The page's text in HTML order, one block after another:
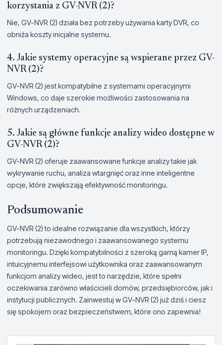
korzystania z GV-NVR (2)?
Nie, GV-NVR (2) działa bez potrzeby używania karty DVR, co
obniża koszty inicjalne systemu.
4. Jakie systemy operacyjne są wspierane przez GV-
NVR (2)?
GV-NVR (2) jest kompatybilne z systemami operacyjnymi
Windows, co daje szerokie możliwości zastosowania na
różnych urządzeniach.
5. Jakie są główne funkcje analizy wideo dostępne w
GV-NVR (2)?
GV-NVR (2) oferuje zaawansowane funkcje analizy takie jak
wykrywanie ruchu, analiza wtargnięć oraz inne inteligentne
opcje, które zwiększają efektywność monitoringu.
Podsumowanie
GV-NVR (2) to idealne rozwiązanie dla wszystkich, którzy
potrzebują niezawodnego i zaawansowanego systemu
monitoringu. Dzięki kompatybilności z szeroką gamą kamer IP,
intuicyjnemu interfejsowi użytkownika oraz zaawansowanym
funkcjom analizy wideo, jest to narzędzie, które spełni
oczekiwania zarówno właścicieli domów, przedsiębiorców, jak i
instytucji publicznych. Zainwestuj w GV-NVR (2) już dziś i ciesz
się spokojem oraz bezpieczeństwem, które ono zapewnia!